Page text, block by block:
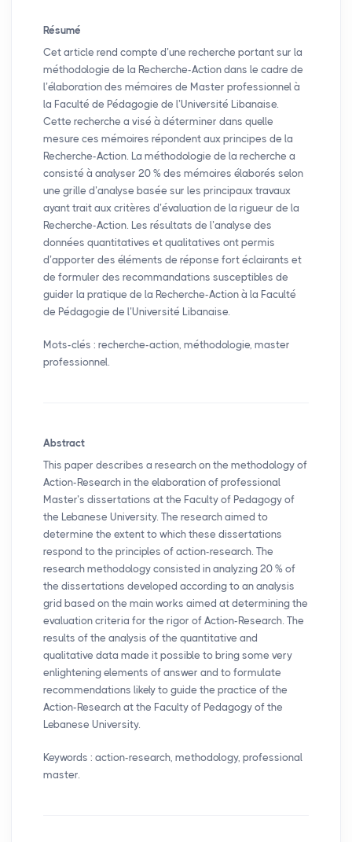
Résumé
Cet article rend compte d’une recherche portant sur la
méthodologie de la Recherche-Action dans le cadre de
l’élaboration des mémoires de Master professionnel à
la Faculté de Pédagogie de l’Université Libanaise.
Cette recherche a visé à déterminer dans quelle
mesure ces mémoires répondent aux principes de la
Recherche-Action. La méthodologie de la recherche a
consisté à analyser 20 % des mémoires élaborés selon
une grille d’analyse basée sur les principaux travaux
ayant trait aux critères d’évaluation de la rigueur de la
Recherche-Action. Les résultats de l’analyse des
données quantitatives et qualitatives ont permis
d’apporter des éléments de réponse fort éclairants et
de formuler des recommandations susceptibles de
guider la pratique de la Recherche-Action à la Faculté
de Pédagogie de l’Université Libanaise.
Mots-clés : recherche-action, méthodologie, master
professionnel.
Abstract
This paper describes a research on the methodology of
Action-Research in the elaboration of professional
Master’s dissertations at the Faculty of Pedagogy of
the Lebanese University. The research aimed to
determine the extent to which these dissertations
respond to the principles of action-research. The
research methodology consisted in analyzing 20 % of
the dissertations developed according to an analysis
grid based on the main works aimed at determining the
evaluation criteria for the rigor of Action-Research. The
results of the analysis of the quantitative and
qualitative data made it possible to bring some very
enlightening elements of answer and to formulate
recommendations likely to guide the practice of the
Action-Research at the Faculty of Pedagogy of the
Lebanese University.
Keywords : action-research, methodology, professional
master.